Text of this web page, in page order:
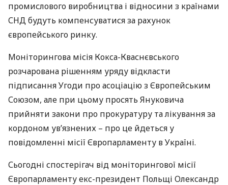
промислового виробництва і відносини з країнами
СНДбудуть компенсуватися за рахунок
європейського ринку.
Моніторингова місія Кокса-Кваснєвського
розчарована рішенням уряду відкласти
підписання Угоди про асоціацію з Європейським
Союзом, але при цьому просять Януковича
прийняти закони про прокуратуру та лікування за
кордоном ув’язнених – про це йдеться у
повідомленні місії Європарламенту в Україні.
Сьогодні спостерігач від моніторингової місії
Європарламенту екс-президент Польщі Олександр